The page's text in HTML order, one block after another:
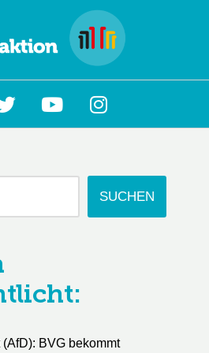
SUCHEN
BVG bekommt